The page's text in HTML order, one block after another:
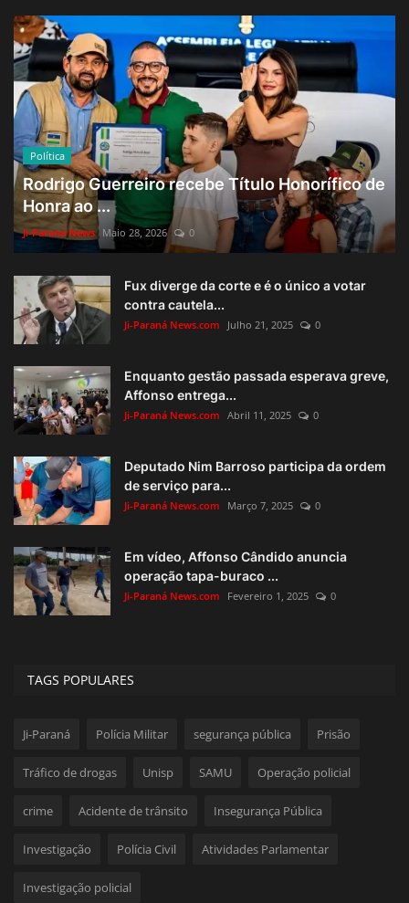
Política
Rodrigo Guerreiro recebe Título Honorífico de
Honra ao ...
Ji-Paraná News Maio 28, 2026 0
Fux diverge da corte e é o único a votar
contra cautela...
Ji-Paraná News.com Julho 21, 2025 0
Enquanto gestão passada esperava greve,
Affonso entrega...
Ji-Paraná News.com Abril 11, 2025 0
Deputado Nim Barroso participa da ordem
de serviço para...
Ji-Paraná News.com Março 7, 2025 0
Em vídeo, Affonso Cândido anuncia
operação tapa-buraco ...
Ji-Paraná News.com Fevereiro 1, 2025 0
TAGS POPULARES
Ji-Paraná Polícia Militar segurança pública Prisão
Tráfico de drogas Unisp SAMU Operação policial
crime Acidente de trânsito Insegurança Pública
Investigação Polícia Civil Atividades Parlamentar
Investigação policial